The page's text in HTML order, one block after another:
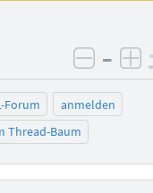
–
Forum
anmelden
Thread-Baum